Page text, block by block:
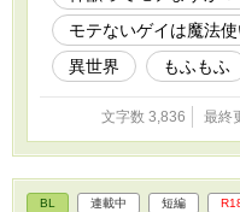
モテないゲイは魔法
異世界
もふもふ
文字数 3,836 最終
BL 連載中 短編